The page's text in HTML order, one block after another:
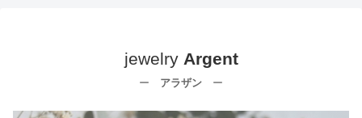
jewelry Argent
ー アラザン ー